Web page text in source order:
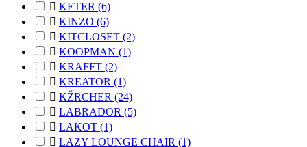
 KETER (6)
 KINZO (6)
 KITCLOSET (2)
 KOOPMAN (1)
 KRAFFT (2)
 KREATOR (1)
 KŽRCHER (24)
 LABRADOR (5)
 LAKOT (1)
 LAZY LOUNGE CHAIR (1)